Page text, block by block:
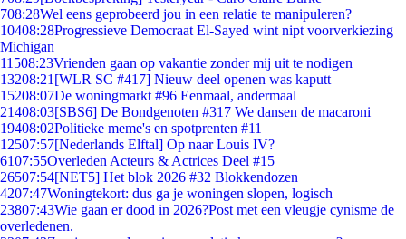
708:28Wel eens geprobeerd jou in een relatie te manipuleren?
10408:28Progressieve Democraat El-Sayed wint nipt voorverkiezing
Michigan
11508:23Vrienden gaan op vakantie zonder mij uit te nodigen
13208:21 [WLR SC #417] Nieuw deel openen was kaputt
15208:07De woningmarkt #96 Eenmaal, andermaal
21408:03[SBS6] De Bondgenoten #317 We dansen de macaroni
19408:02Politieke meme's en spotprenten #11
12507:57[Nederlands Elftal] Op naar Louis IV?
6107:55Overleden Acteurs & Actrices Deel #15
26507:54[NET5] Het blok 2026 #32 Blokkendozen
4207:47Woningtekort: dus ga je woningen slopen, logisch
23807:43Wie gaan er dood in 2026?Post met een vleugje cynisme de
overledenen.